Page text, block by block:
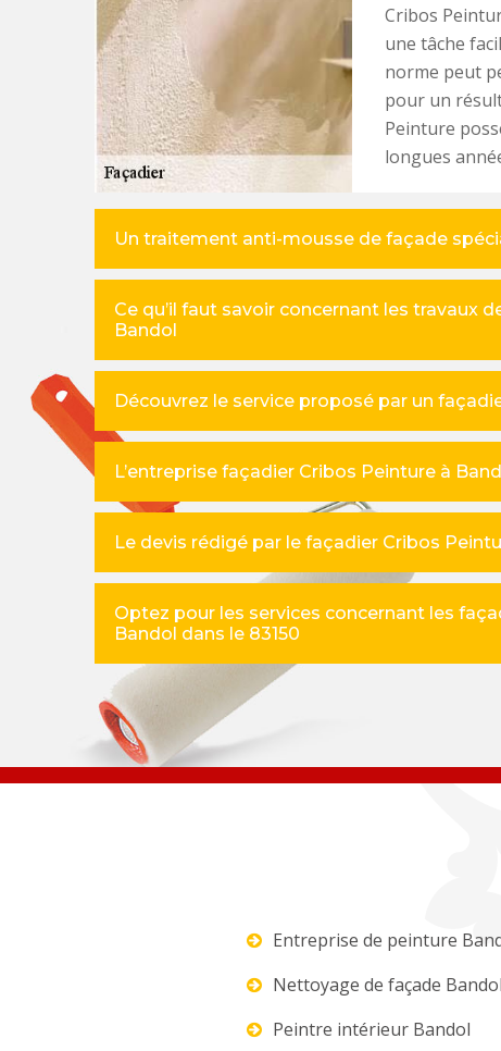
Cribos
une tâche
norme peut
pour un
Peinture
longues
Un traitement anti-mousse de façade
Ce qu’il faut savoir concernant les travaux
Bandol
Découvrez le service proposé par un
L’entreprise façadier Cribos Peinture à
Le devis rédigé par le façadier Cribos
Optez pour les services concernant les
Bandol dans le 83150
Entreprise de peinture
Nettoyage de façade Bandol
Peintre intérieur Bandol